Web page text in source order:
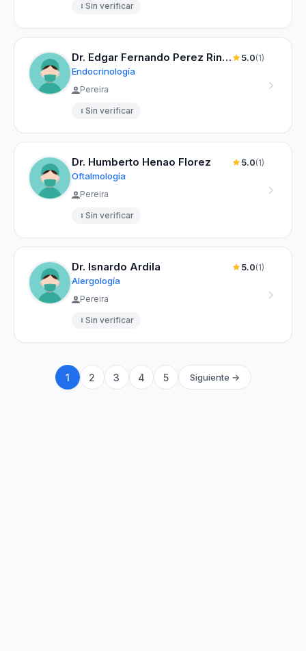
Sin verificar
Dr. Edgar Fernando Perez Rincon
Endocrinología
5.0(1)
Pereira
Sin verificar
Dr. Humberto Henao Florez
Oftalmología
5.0(1)
Pereira
Sin verificar
Dr. Isnardo Ardila
Alergología
5.0(1)
Pereira
Sin verificar
1 2 3 4 5 Siguiente →